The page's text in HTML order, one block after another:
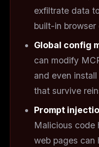
exfiltrate data
built-in browser
Global config
can modify
and even
that survive
Prompt
Malicious code
web pages can